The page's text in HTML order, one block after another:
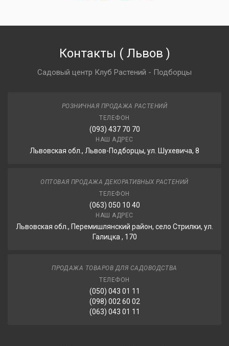
Контакты ( Львов )
Садовый центр Клуб Растений - Подборцы
РОЗНИЧНАЯ ПРОДАЖА РАСТЕНИЙ
ТЕЛЕФОН
(093) 437 70 70
НАШ АДРЕС
Львовская обл., Львов-Подборцы, ул. Шухевича, 8
ОПТОВАЯ ПРОДАЖА ДЕКОРАТИВНЫХ РАСТЕНИЙ
ТЕЛЕФОН
(063) 050 10 40
НАШ АДРЕС
Львовская обл., Перемишлянский район, село Стрилки, ул.
Галицка , 170
ПРОДАЖА ТОВАРОВ ДЛЯ САДОВОДСТВА
ТЕЛЕФОН
(050) 043 01 11
(098) 002 60 02
(063) 043 01 11